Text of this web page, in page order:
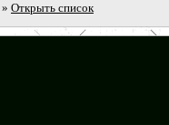
» Открыть список